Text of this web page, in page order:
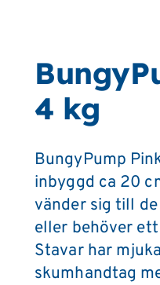
4 kg
BungyPump
inbyggd ca 20
vänder sig till
eller behöver
Stavar har
skumhandtag